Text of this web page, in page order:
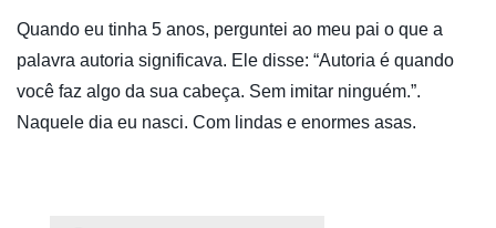
Quando eu tinha 5 anos, perguntei ao meu pai o que a
palavra autoria significava. Ele disse: “Autoria é quando
você faz algo da sua cabeça. Sem imitar ninguém.”.
Naquele dia eu nasci. Com lindas e enormes asas.